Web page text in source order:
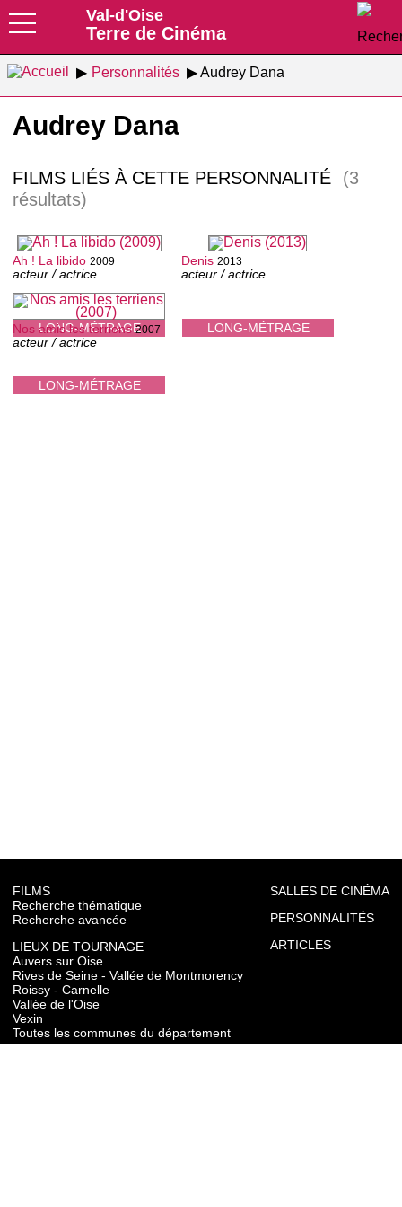
Val-d'Oise
Terre de Cinéma
Personnalités Audrey Dana
Audrey Dana
FILMS LIÉS À CETTE PERSONNALITÉ
(3
résultats)
LONG-MÉTRAGE
Ah ! La libido 2009
acteur / actrice
LONG-MÉTRAGE
Denis 2013
acteur / actrice
LONG-MÉTRAGE
Nos amis les terriens 2007
acteur / actrice
FILMS
Recherche thématique
Recherche avancée
LIEUX DE TOURNAGE
Auvers sur Oise
Rives de Seine - Vallée de Montmorency
Roissy - Carnelle
Vallée de l'Oise
Vexin
Toutes les communes du département
SALLES DE CINÉMA
PERSONNALITÉS
ARTICLES